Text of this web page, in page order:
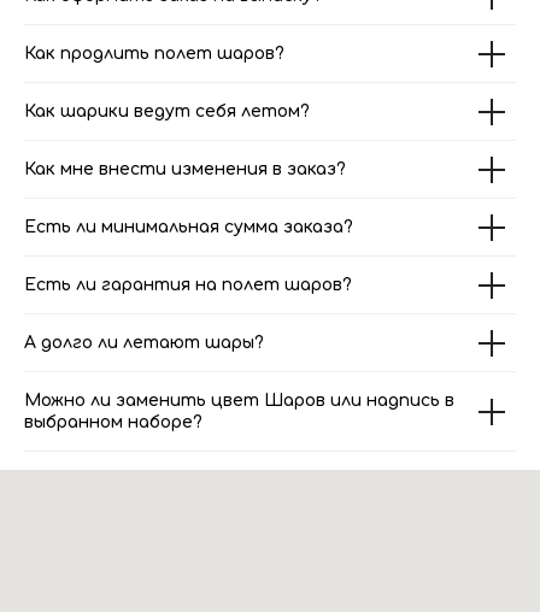
Как продлить полет шаров?
Как шарики ведут себя летом?
Как мне внести изменения в заказ?
Есть ли минимальная сумма заказа?
Есть ли гарантия на полет шаров?
А долго ли летают шары?
Можно ли заменить цвет Шаров или надпись в
выбранном наборе?